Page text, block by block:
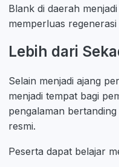
Blank di daerah
memperluas
Lebih dari
Selain menjadi ajang
menjadi tempat bagi
pengalaman
resmi.
Peserta dapat belajar